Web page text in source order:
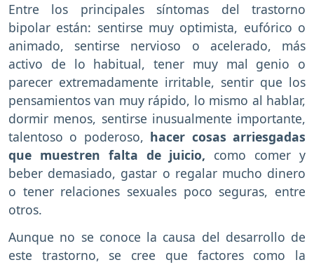
Entre los principales síntomas del trastorno
bipolar están: sentirse muy optimista, eufórico o
animado, sentirse nervioso o acelerado, más
activo de lo habitual, tener muy mal genio o
parecer extremadamente irritable, sentir que los
pensamientos van muy rápido, lo mismo al hablar,
dormir menos, sentirse inusualmente importante,
talentoso o poderoso, hacer cosas arriesgadas
que muestren falta de juicio, como comer y
beber demasiado, gastar o regalar mucho dinero
o tener relaciones sexuales poco seguras, entre
otros.
Aunque no se conoce la causa del desarrollo de
este trastorno, se cree que factores como la